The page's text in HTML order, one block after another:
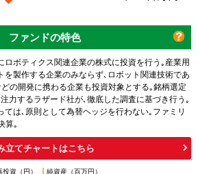
ファンドの特色
ロボティクス関連企業の株式に投資を行う｡産業用
を製作する企業のみならず､ロボット関連技術であ
の開発に携わる企業も投資対象とする｡銘柄選定
力するラザード社が､徹底した調査に基づき行う｡
は､原則として為替ヘッジを行わない｡ファミリ
算｡
立てチャートはこちら
資（円） 純資産（百万円）